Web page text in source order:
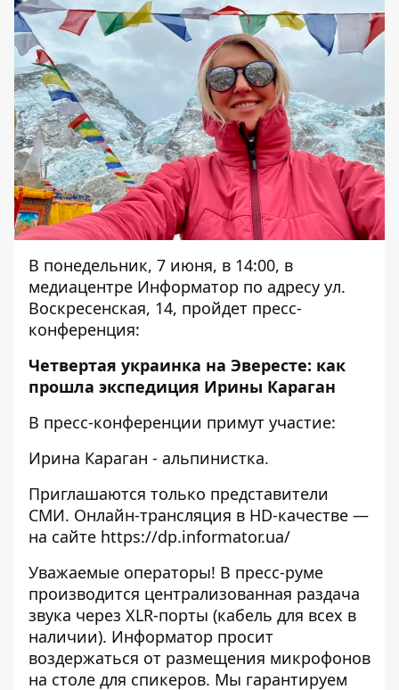
В понедельник, 7 июня, в 14:00, в
медиацентре Информатор по адресу ул.
Воскресенская, 14, пройдет пресс-
конференция:
Четвертая украинка на Эвересте: как
прошла экспедиция Ирины Караган
В пресс-конференции примут участие:
Ирина Караган - альпинистка.
Приглашаются только представители
СМИ. Онлайн-трансляция в HD-качестве —
на сайте https://dp.informator.ua/
Уважаемые операторы! В пресс-руме
производится централизованная раздача
звука через XLR-порты (кабель для всех в
наличии). Информатор просит
воздержаться от размещения микрофонов
на столе для спикеров. Мы гарантируем